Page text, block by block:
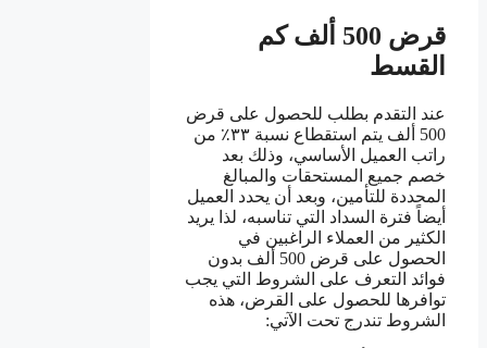
قرض 500 ألف كم
القسط
عند التقدم بطلب للحصول على قرض
500 ألف يتم استقطاع نسبة ٣٣٪ من
راتب العميل الأساسي، وذلك بعد
خصم جميع المستحقات والمبالغ
المحددة للتأمين، وبعد أن يحدد العميل
أيضاً فترة السداد التي تناسبه، لذا يريد
الكثير من العملاء الراغبين في
الحصول على قرض 500 ألف بدون
فوائد التعرف على الشروط التي يجب
توافرها للحصول على القرض، هذه
الشروط تندرج تحت الآتي: